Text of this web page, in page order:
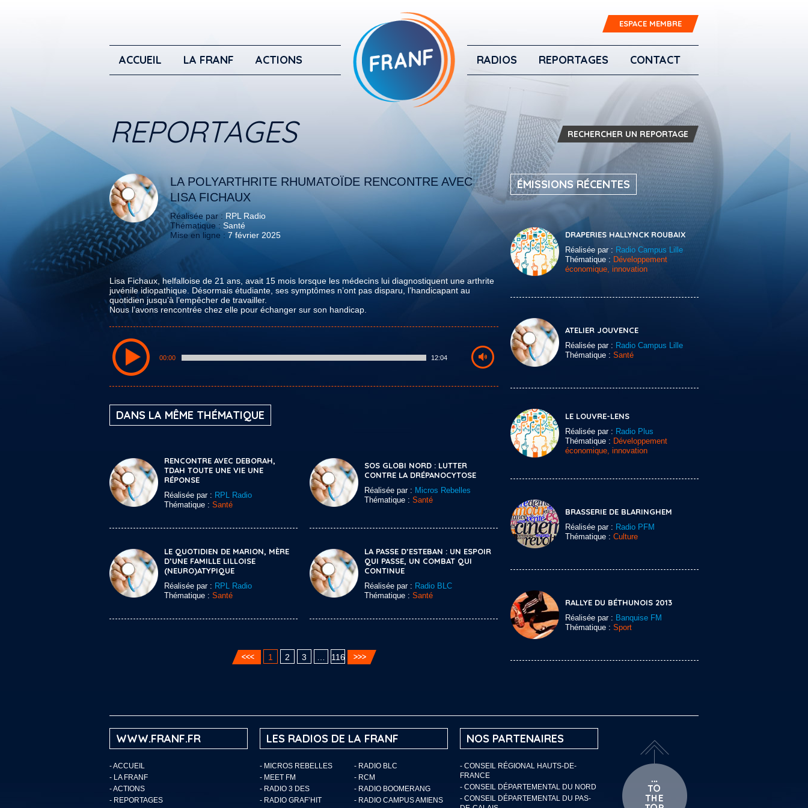
ESPACE MEMBRE
ACCUEIL LA FRANF ACTIONS RADIOS REPORTAGES CONTACT
REPORTAGES RECHERCHER UN REPORTAGE
LA POLYARTHRITE RHUMATOÏDE RENCONTRE AVEC
LISA FICHAUX
Réalisée par : RPL Radio
Thématique : Santé
Mise en ligne : 7 février 2025
Lisa Fichaux, helfalloise de 21 ans, avait 15 mois lorsque les médecins lui diagnostiquent une arthrite
juvénile idiopathique. Désormais étudiante, ses symptômes n’ont pas disparu, l’handicapant au
quotidien jusqu’à l’empêcher de travailler.
Nous l’avons rencontrée chez elle pour échanger sur son handicap.
00:00 12:04
DANS LA MÊME THÉMATIQUE
RENCONTRE AVEC DEBORAH,
TDAH TOUTE UNE VIE UNE
RÉPONSE
Réalisée par : RPL Radio
Thématique : Santé
SOS GLOBI NORD : LUTTER
CONTRE LA DRÉPANOCYTOSE
Réalisée par : Micros Rebelles
Thématique : Santé
LE QUOTIDIEN DE MARION, MÈRE
D’UNE FAMILLE LILLOISE
(NEURO)ATYPIQUE
Réalisée par : RPL Radio
Thématique : Santé
LA PASSE D’ESTEBAN : UN ESPOIR
QUI PASSE, UN COMBAT QUI
CONTINUE
Réalisée par : Radio BLC
Thématique : Santé
1 2 3 116
ÉMISSIONS RÉCENTES
DRAPERIES HALLYNCK ROUBAIX
Réalisée par : Radio Campus Lille
Thématique : Développement
économique, innovation
ATELIER JOUVENCE
Réalisée par : Radio Campus Lille
Thématique : Santé
LE LOUVRE-LENS
Réalisée par : Radio Plus
Thématique : Développement
économique, innovation
BRASSERIE DE BLARINGHEM
Réalisée par : Radio PFM
Thématique : Culture
RALLYE DU BÉTHUNOIS 2013
Réalisée par : Banquise FM
Thématique : Sport
WWW.FRANF.FR
-ACCUEIL
- LA FRANF
-ACTIONS
- REPORTAGES
LES RADIOS DE LA FRANF
- MICROS REBELLES
- RADIO BLC
- MEET FM
- RCM
- RADIO 3 DES
- RADIO BOOMERANG
- RADIO GRAF’HIT
- RADIO CAMPUS AMIENS
NOS PARTENAIRES
- CONSEIL RÉGIONAL HAUTS-DE-
FRANCE
- CONSEIL DÉPARTEMENTAL DU NORD
- CONSEIL DÉPARTEMENTAL DU PAS-